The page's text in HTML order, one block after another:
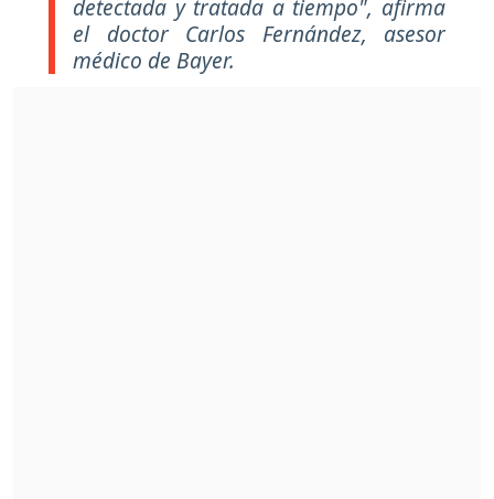
detectada y tratada a tiempo", afirma
el doctor Carlos Fernández, asesor
médico de Bayer.